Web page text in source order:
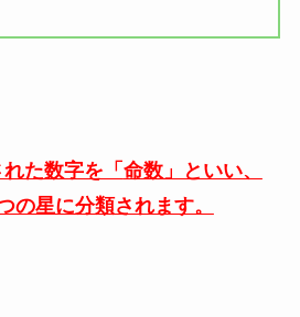
た数字を「 命数」といい、
の星に分類されます。